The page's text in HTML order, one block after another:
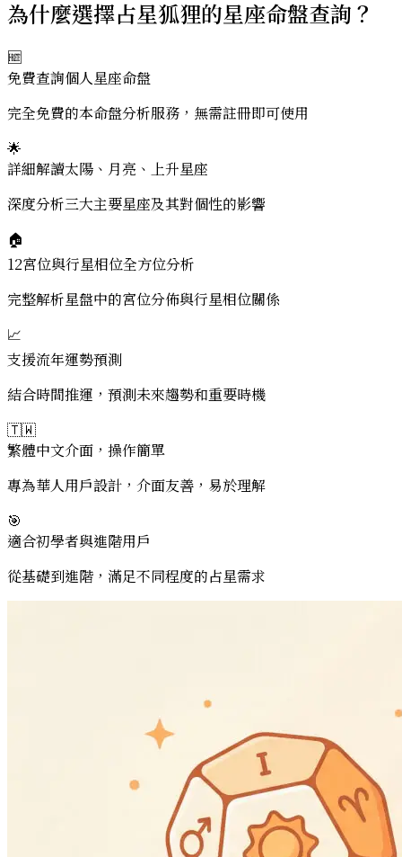
為什麼選擇占星狐狸的星座命盤查詢？
🆓
免費查詢個人星座命盤
完全免費的本命盤分析服務，無需註冊即可使用
🌟
詳細解讀太陽、月亮、上升星座
深度分析三大主要星座及其對個性的影響
🏠
12宮位與行星相位全方位分析
完整解析星盤中的宮位分佈與行星相位關係
📈
支援流年運勢預測
結合時間推運，預測未來趨勢和重要時機
🇹🇼
繁體中文介面，操作簡單
專為華人用戶設計，介面友善，易於理解
🎯
適合初學者與進階用戶
從基礎到進階，滿足不同程度的占星需求